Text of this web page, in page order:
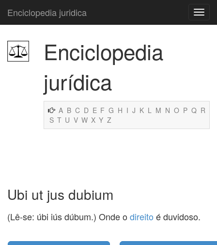
Enciclopedia juridica
Enciclopedia
jurídica
A B C D E F G H I J K L M N O P Q R
S T U V W X Y Z
Ubi ut jus dubium
(Lê-se: úbi iús dúbum.) Onde o direito é duvidoso.